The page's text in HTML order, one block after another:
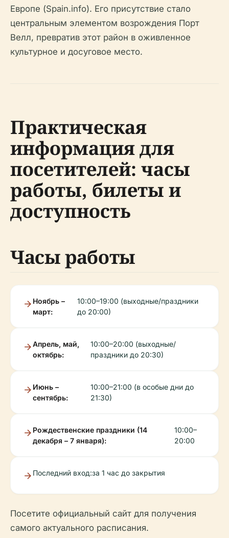
Европе (Spain.info). Его присутствие стало
центральным элементом возрождения Порт
Велл, превратив этот район в оживленное
культурное и досуговое место.
Практическая
информация для
посетителей: часы
работы, билеты и
доступность
Часы работы
Ноябрь –
март:
10:00–19:00 (выходные/праздники
до 20:00)
Апрель, май,
октябрь:
10:00–20:00 (выходные/
праздники до 20:30)
Июнь –
сентябрь:
10:00–21:00 (в особые дни до
21:30)
Рождественские праздники (14
декабря – 7 января):
10:00–
20:00
Последний вход:за 1 час до закрытия
Посетите официальный сайт для получения
самого актуального расписания.